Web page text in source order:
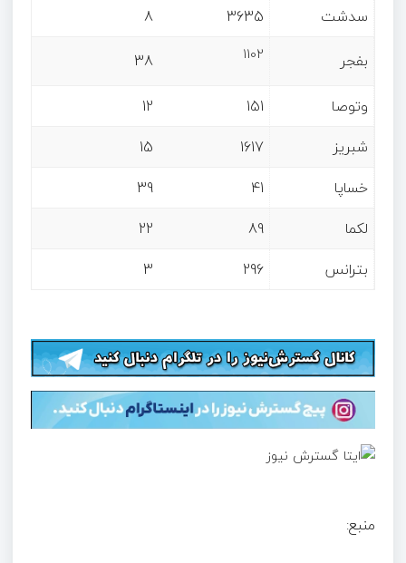
سدشت
3635
8
بفجر
1102
38
وتوصا
151
12
شبریز
1617
15
خساپا
41
39
لکما
89
22
بترانس
296
3
منبع: